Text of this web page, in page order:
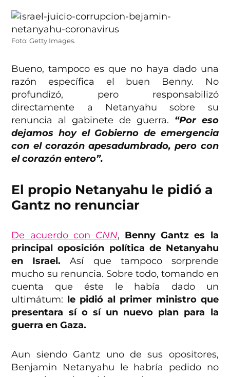
Foto: Getty Images.
Bueno, tampoco es que no haya dado una
razón específica el buen Benny. No
profundizó, pero responsabilizó
directamente a Netanyahu sobre su
renuncia al gabinete de guerra. “Por eso
dejamos hoy el Gobierno de emergencia
con el corazón apesadumbrado, pero con
el corazón entero”.
El propio Netanyahu le pidió a
Gantz no renunciar
De acuerdo con CNN, Benny Gantz es la
principal oposición política de Netanyahu
en Israel.Así que tampoco sorprende
mucho su renuncia. Sobre todo, tomando en
cuenta que éste le había dado un
ultimátum: le pidió al primer ministro que
presentara sí o sí un nuevo plan para la
guerra en Gaza.
Aun siendo Gantz uno de sus opositores,
Benjamin Netanyahu le habría pedido no